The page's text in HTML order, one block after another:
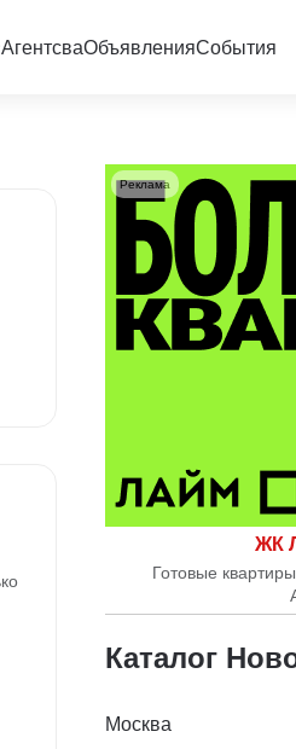
АгентсваОбъявленияСобытия
ЖК
Готовые
Реклама
Каталог
Москва